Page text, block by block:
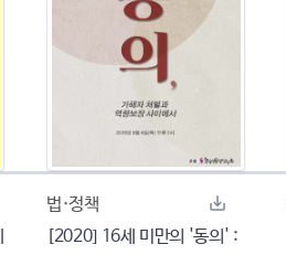
법·정책
[2020] 16세 미만의 '동의' :